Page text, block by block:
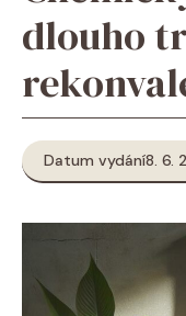
dlouho
Datum vydání8. 6.